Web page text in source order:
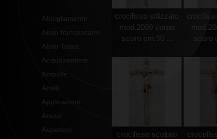
Abbigliamento
Abito francescano
Abito Talare
Acquasantiere
Ampolle
Anelli
Applicazioni
Arazzi
Aspersori
crocifisso stilizzato
mod.2000 corpo
scuro cm.30 ...
scuro
crocifisso scolpito